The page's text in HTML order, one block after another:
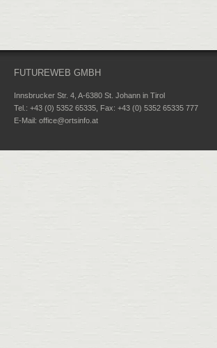
FUTUREWEB GMBH
Innsbrucker Str. 4, A-6380 St. Johann in Tirol
Tel.: +43 (0) 5352 65335, Fax: +43 (0) 5352 65335 777
E-Mail: office@ortsinfo.at